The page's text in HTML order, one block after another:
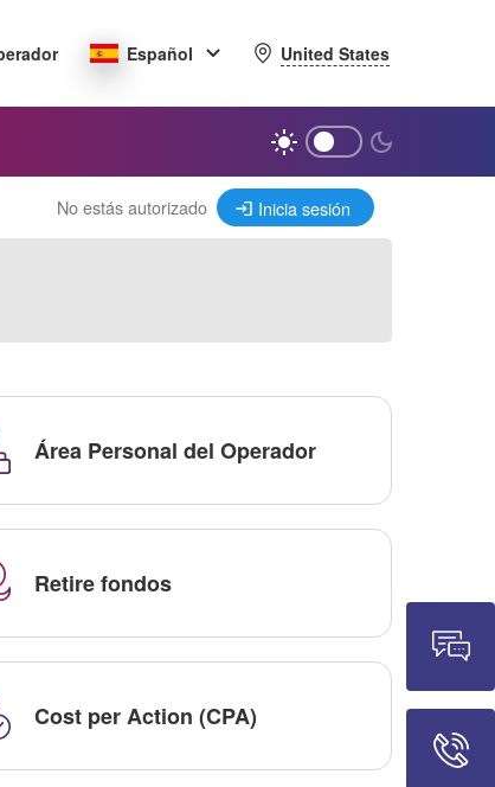
Español United States
No estás autorizado Inicia sesión
Área Personal del Operador
Retire fondos
Cost per Action (CPA)